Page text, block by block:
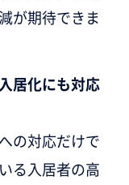
が期待できま
居化にも対応
の対応だけで
る入居者の高